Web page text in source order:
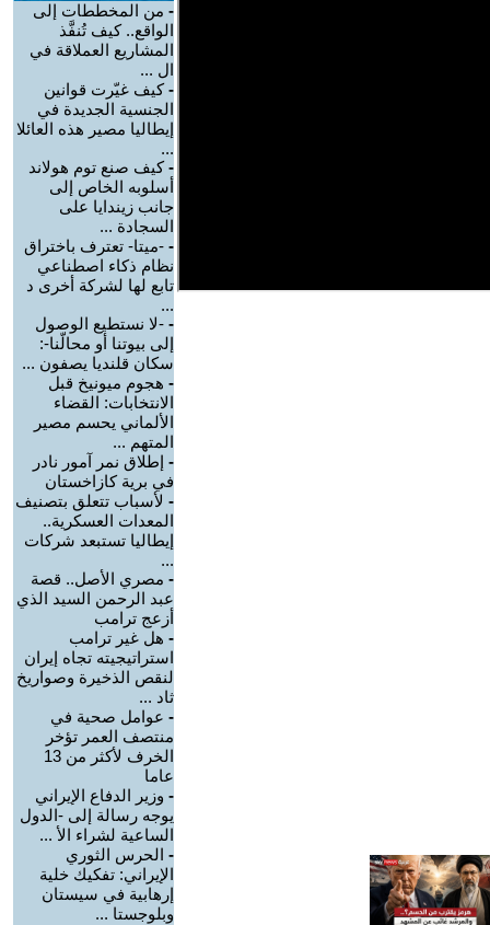
- من المخططات إلى
الواقع.. كيف تُنفَّذ
المشاريع العملاقة في
ال ...
-كيف غيّرت قوانين
الجنسية الجديدة في
إيطاليا مصير هذه العائلا
...
-كيف صنع توم هولاند
أسلوبه الخاص إلى
جانب زيندايا على
السجادة ...
- -ميتا- تعترف باختراق
نظام ذكاء اصطناعي
تابع لها لشركة أخرى د
...
- -لا نستطيع الوصول
إلى بيوتنا أو محالّنا-:
سكان قلنديا يصفون ...
- هجوم ميونيخ قبل
الانتخابات: القضاء
الألماني يحسم مصير
المتهم ...
- إطلاق نمر آمور نادر
في برية كازاخستان
- لأسباب تتعلق بتصنيف
المعدات العسكرية..
إيطاليا تستبعد شركات
...
- مصري الأصل.. قصة
عبد الرحمن السيد الذي
أزعج ترامب
- هل غير ترامب
استراتيجيته تجاه إيران
لنقص الذخيرة وصواريخ
ثاد ...
- عوامل صحية في
منتصف العمر تؤخر
الخرف لأكثر من 13
عاما
- وزير الدفاع الإيراني
يوجه رسالة إلى -الدول
الساعية لشراء الأ ...
- الحرس الثوري
الإيراني: تفكيك خلية
إرهابية في سيستان
وبلوجستا ...